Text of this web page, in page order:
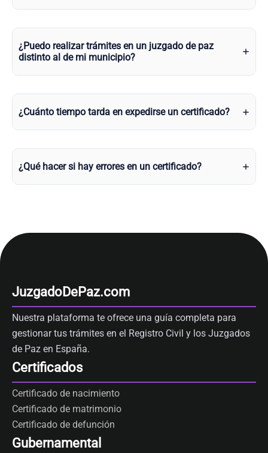
¿Puedo realizar trámites en un juzgado de paz
distinto al de mi municipio?
¿Cuánto tiempo tarda en expedirse un certificado?
¿Qué hacer si hay errores en un certificado?
JuzgadoDePaz.com
Nuestra plataforma te ofrece una guía completa para
gestionar tus trámites en el Registro Civil y los Juzgados
de Paz en España.
Certificados
Certificado de nacimiento
Certificado de matrimonio
Certificado de defunción
Gubernamental